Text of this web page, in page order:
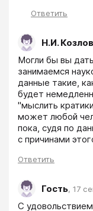
Ответить
Н.И. Козлов
Могли бы вы
занимаемся
данные такие,
будет
"мыслить
может любой
пока, судя по
с причинами
Ответить
Гость, 17
С